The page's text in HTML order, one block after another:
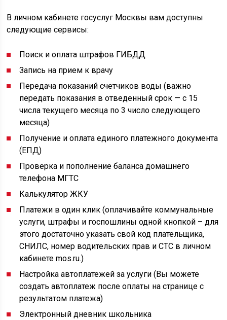
В личном кабинете госуслуг Москвы вам доступны
следующие сервисы:
Поиск и оплата штрафов ГИБДД
Запись на прием к врачу
Передача показаний счетчиков воды (важно
передать показания в отведенный срок — с 15
числа текущего месяца по 3 число следующего
месяца)
Получение и оплата единого платежного документа
(ЕПД)
Проверка и пополнение баланса домашнего
телефона МГТС
Калькулятор ЖКУ
Платежи в один клик (оплачивайте коммунальные
услуги, штрафы и госпошлины одной кнопкой – для
этого достаточно указать свой код плательщика,
СНИЛС, номер водительских прав и СТС в личном
кабинете mos.ru.)
Настройка автоплатежей за услуги (Вы можете
создать автоплатеж после оплаты на странице с
результатом платежа)
Электронный дневник школьника